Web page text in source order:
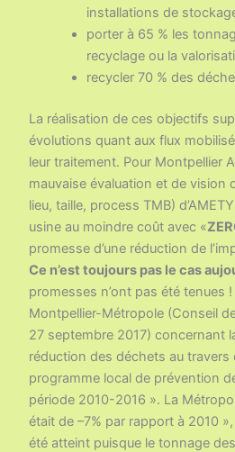
installations de
porter à 65 % les
recyclage ou la
recycler 70 % des
La réalisation de ces objectifs
évolutions quant aux flux
leur traitement. Pour Montpellier
mauvaise évaluation et de vision
lieu, taille, process TMB)
usine au moindre coût avec «
promesse d’une réduction de
Ce n’est toujours pas le cas
promesses n’ont pas été tenues
Montpellier-Métropole (Conseil
27 septembre 2017) concernant
réduction des déchets au travers
programme local de prévention
période 2010-2016 ». La
était de –7% par rapport à 2010
été atteint puisque le tonnage